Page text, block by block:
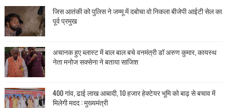
जिस आतंकी को पुलिस ने जम्मू में दबोचा वो निकला बीजेपी आईटी सेल का
पूर्व प्रमुख
अचानक हुए ब्लास्ट में बाल बाल बचे वनमंत्री डॉ अरुण कुमार, कायस्थ
नेता मनोज सक्सेना ने बताया साजिश
400 गांव, ढाई लाख आबादी, 10 हजार हेक्टेयर भूमि को बाढ़ से बचाव में
मिलेगी मदद : मुख्यमंत्री